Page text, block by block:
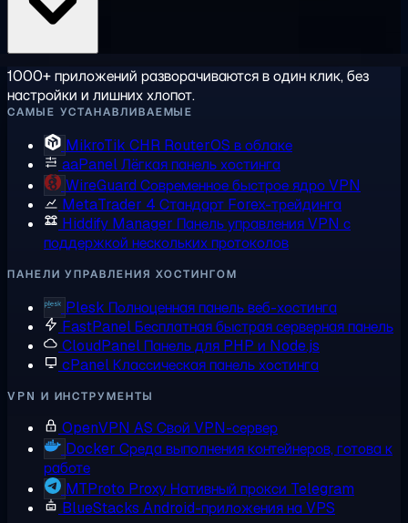
1000+ приложений разворачиваются в один клик, без
настройки и лишних хлопот.
САМЫЕ УСТАНАВЛИВАЕМЫЕ
MikroTik CHR RouterOS в облаке
aaPanelЛёгкая панель хостинга
WireGuard Современное быстрое ядро VPN
MetaTrader 4 Стандарт Forex-трейдинга
Hiddify Manager Панель управления VPN с
поддержкой нескольких протоколов
ПАНЕЛИ УПРАВЛЕНИЯ ХОСТИНГОМ
Plesk Полноценная панель веб-хостинга
FastPanelБесплатная быстрая серверная панель
CloudPanel Панель для PHP и Node.js
cPanelКлассическая панель хостинга
VPN И ИНСТРУМЕНТЫ
OpenVPN AS Свой VPN-сервер
Docker Среда выполнения контейнеров, готова к
работе
MTProto ProxyНативный прокси Telegram
BlueStacks Android-приложения на VPS